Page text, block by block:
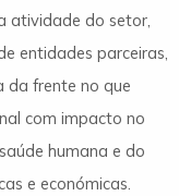
atividade do setor,
entidades parceiras,
da frente no que
com impacto no
humana e do
e económicas.